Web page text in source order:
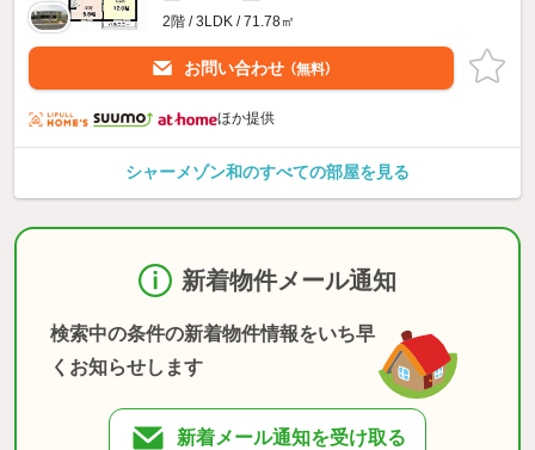
2階 / 3LDK / 71.78㎡
お問い合わせ （無料）
ほか提供
シャーメゾン和のすべての部屋を見る
新着物件メール通知
検索中の条件の新着物件情報をいち早
くお知らせします
新着メール通知を受け取る